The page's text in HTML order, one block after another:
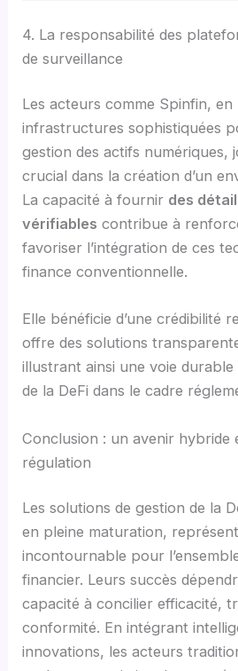
4. La responsabilité des
de surveillance
Les acteurs comme Spinfin,
infrastructures sophistiquées
gestion des actifs numériques,
crucial dans la création d’un
La capacité à fournir des
vérifiables contribue à
favoriser l’intégration de ces
finance conventionnelle.
Elle bénéficie d’une crédibilité
offre des solutions
illustrant ainsi une voie
de la DeFi dans le cadre
Conclusion : un avenir hybride
régulation
Les solutions de gestion de la
en pleine maturation,
incontournable pour
financier. Leurs succès
capacité à concilier efficacité,
conformité. En intégrant
innovations, les acteurs